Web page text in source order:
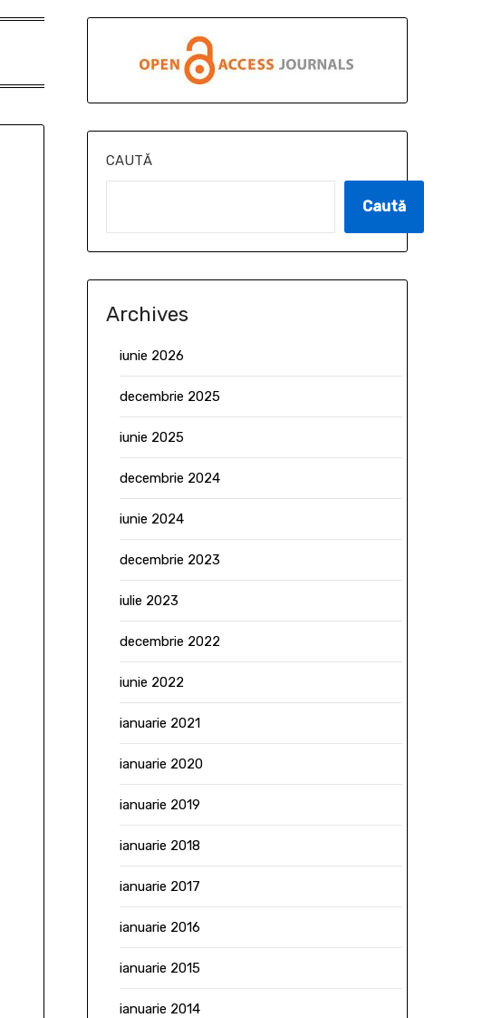
CAUTĂ
Caută
Archives
iunie 2026
decembrie 2025
iunie 2025
decembrie 2024
iunie 2024
decembrie 2023
iulie 2023
decembrie 2022
iunie 2022
ianuarie 2021
ianuarie 2020
ianuarie 2019
ianuarie 2018
ianuarie 2017
ianuarie 2016
ianuarie 2015
ianuarie 2014